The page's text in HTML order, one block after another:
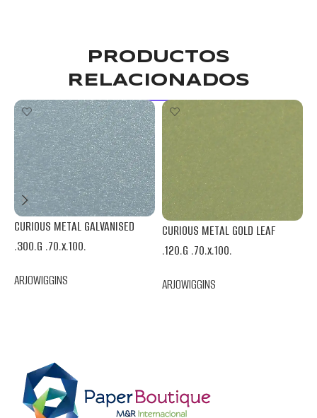
PRODUCTOS
RELACIONADOS
CURIOUS METAL GALVANISED
.300.G .70.x.100.
ARJOWIGGINS
CURIOUS METAL GOLD LEAF
.120.G .70.x.100.
ARJOWIGGINS